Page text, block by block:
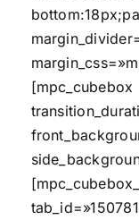
[mpc_cubebox